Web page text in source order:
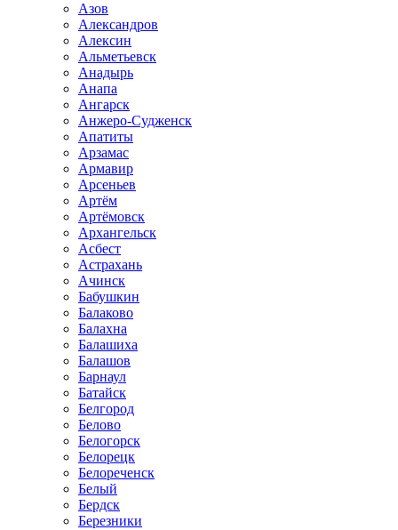
Азов
Александров
Алексин
Альметьевск
Анадырь
Анапа
Ангарск
Анжеро-Судженск
Апатиты
Арзамас
Армавир
Арсеньев
Артём
Артёмовск
Архангельск
Асбест
Астрахань
Ачинск
Бабушкин
Балаково
Балахна
Балашиха
Балашов
Барнаул
Батайск
Белгород
Белово
Белогорск
Белорецк
Белореченск
Белый
Бердск
Березники